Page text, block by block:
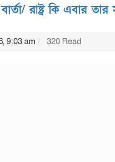
রাষ্ট্র কি এবার তার
9:03 am 320 Read